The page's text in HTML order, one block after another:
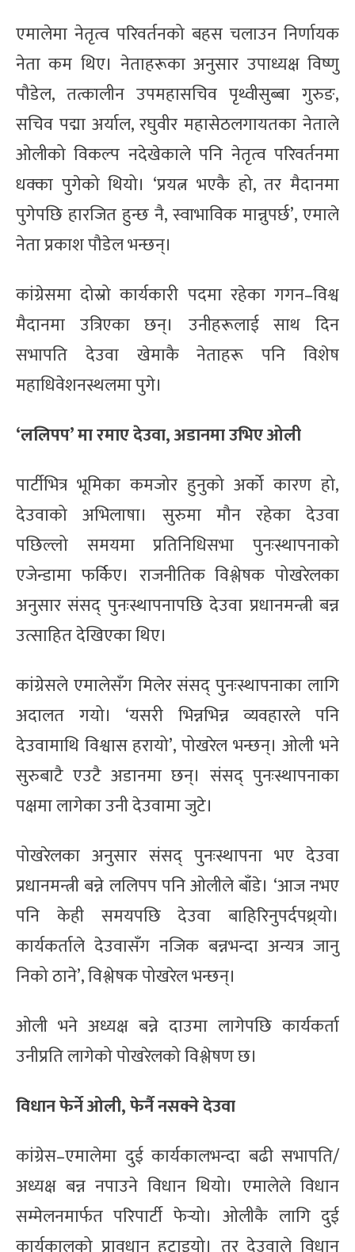
एमालेमा नेतृत्व परिवर्तनको बहस चलाउन निर्णायक
नेता कम थिए। नेताहरूका अनुसार उपाध्यक्ष विष्णु
पौडेल, तत्कालीन उपमहासचिव पृथ्वीसुब्बा गुरुङ,
सचिव पद्मा अर्याल, रघुवीर महासेठलगायतका नेताले
ओलीको विकल्प नदेखेकाले पनि नेतृत्व परिवर्तनमा
धक्का पुगेको थियो। ‘प्रयत्न भएकै हो, तर मैदानमा
पुगेपछि हारजित हुन्छ नै, स्वाभाविक मान्नुपर्छ’, एमाले
नेता प्रकाश पौडेल भन्छन्।
कांग्रेसमा दोस्रो कार्यकारी पदमा रहेका गगन–विश्व
मैदानमा उत्रिएका छन्। उनीहरूलाई साथ दिन
सभापति देउवा खेमाकै नेताहरू पनि विशेष
महाधिवेशनस्थलमा पुगे।
‘ललिपप’ मा रमाए देउवा, अडानमा उभिए ओली
पार्टीभित्र भूमिका कमजोर हुनुको अर्को कारण हो,
देउवाको अभिलाषा। सुरुमा मौन रहेका देउवा
पछिल्लो समयमा प्रतिनिधिसभा पुनःस्थापनाको
एजेन्डामा फर्किए। राजनीतिक विश्लेषक पोखरेलका
अनुसार संसद् पुनःस्थापनापछि देउवा प्रधानमन्त्री बन्न
उत्साहित देखिएका थिए।
कांग्रेसले एमालेसँग मिलेर संसद् पुनःस्थापनाका लागि
अदालत गयो। ‘यसरी भिन्नभिन्न व्यवहारले पनि
देउवामाथि विश्वास हरायो’, पोखरेल भन्छन्। ओली भने
सुरुबाटै एउटै अडानमा छन्। संसद् पुनःस्थापनाका
पक्षमा लागेका उनी देउवामा जुटे।
पोखरेलका अनुसार संसद् पुनःस्थापना भए देउवा
प्रधानमन्त्री बन्ने ललिपप पनि ओलीले बाँडे। ‘आज नभए
पनि केही समयपछि देउवा बाहिरिनुपर्दपथ्र्यो।
कार्यकर्ताले देउवासँग नजिक बन्नभन्दा अन्यत्र जानु
निको ठाने’, विश्लेषक पोखरेल भन्छन्।
ओली भने अध्यक्ष बन्ने दाउमा लागेपछि कार्यकर्ता
उनीप्रति लागेको पोखरेलको विश्लेषण छ।
विधान फेर्ने ओली, फेर्नै नसक्ने देउवा
कांग्रेस–एमालेमा दुई कार्यकालभन्दा बढी सभापति/
अध्यक्ष बन्न नपाउने विधान थियो। एमालेले विधान
सम्मेलनमार्फत परिपार्टी फेर्‍यो। ओलीकै लागि दुई